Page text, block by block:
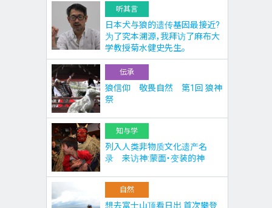
听其言
日本犬与狼的遗传基因最接近?
为了究本溯源，我拜访了麻布大
学教授菊水健史先生。
伝承
狼信仰 敬畏自然 第1回 狼神
祭
知与学
列入人类非物质文化遗产名
录 来访神:蒙面・变装的神
自然
想去富士山顶看日出 首次攀登